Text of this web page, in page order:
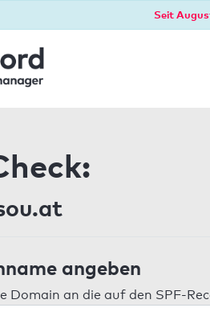
Seit
angeben
Domain an die auf den SPF-